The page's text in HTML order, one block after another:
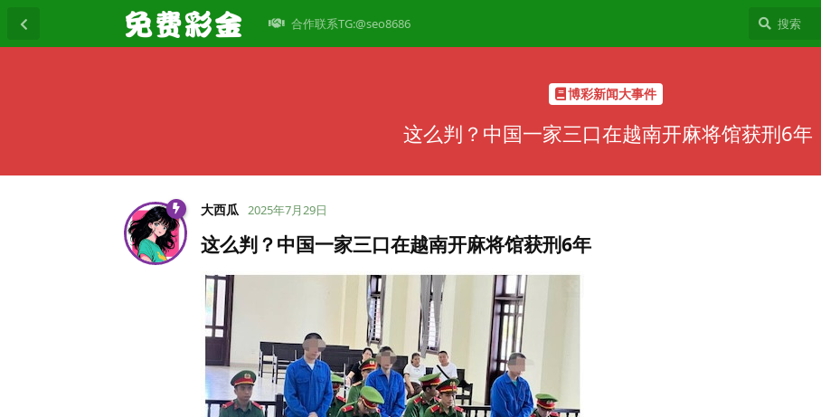
合作联系TG:@seo8686
博彩新闻大事件
这么判？中国一家三口在越南开麻将馆获刑6年
大西瓜 2025年7月29日
这么判？中国一家三口在越南开麻将馆获刑6年